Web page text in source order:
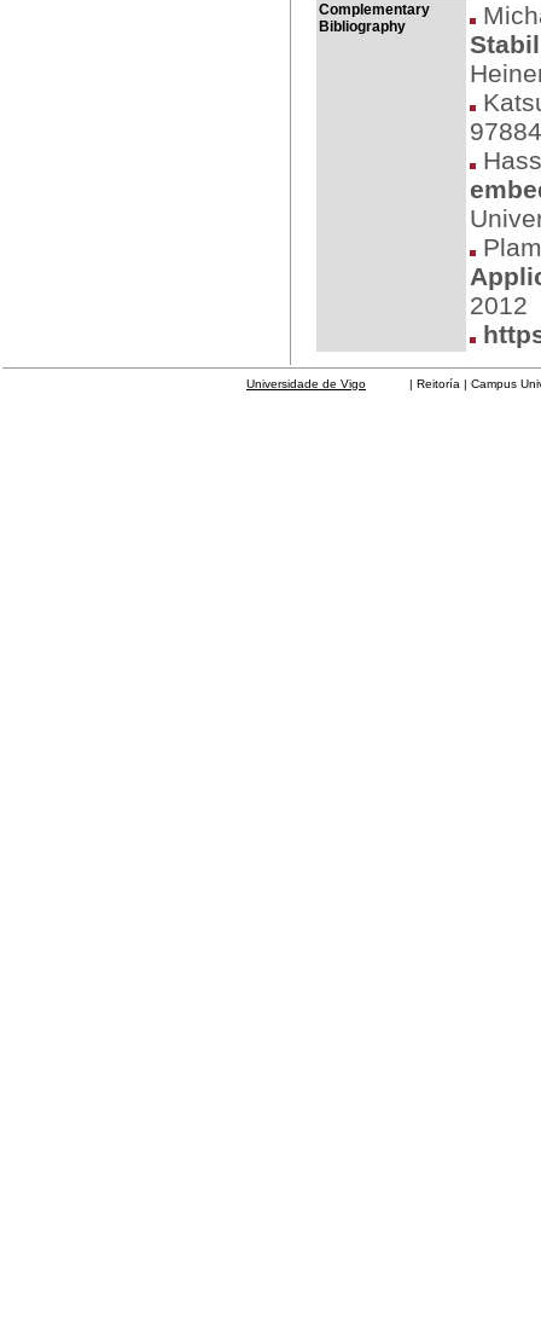
Complementary
Bibliography
2012
Universidade de Vigo | Reitoría | Campus